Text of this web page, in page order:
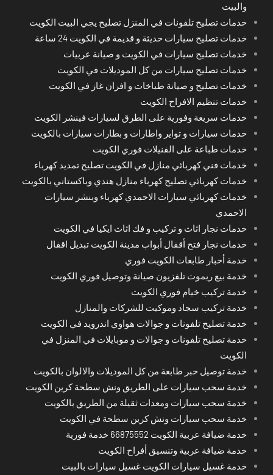
والبيت
خدمات تصليح تلفونات في المنزل تصليح يجي البيت الكويت
خدمات تصليح سيارات حديثة و قديمة في الكويت 24 ساعة
خدمات تصليح سيارات في الكويت و صيانة عربيات
خدمات تصليح سيارات من كل الموديلات في الكويت
خدمات تصليح و صيانة طباخات و افران غاز في الكويت
خدمات تنظيم الافراح الكويت
خدمات سريعة وفورية على الطرق لسيارات فينشر الكويت
خدمات سيارات و تواير واطارات و بطارات سيارات بالكويت
خدمات طباعة على الفنيلات فوري الكويت
خدمات فني كهربائي منازل في الكويت تصليح تمديد كهرباء
خدمات كهربائي تصليح كهرباء منازل هندي وباكستاني بالكويت
خدمات كهربائي سيارات الاحمدي كهرباء وبنشر سيارات
الاحمدي
خدمات نجار اثاث و تركيب و فك اثاث ايكيا في الكويت
خدمات نجار فتح أقفال أبواب مدينة الكويت تبديل اقفال
خدمة أحبار طابعات الكويت فوري
خدمة بيع ريموت تلفزيون صيانة وتوصيل فوري الكويت
خدمة تركيب خيام فوري الكويت
خدمة تركيب سجاد وموكيت للشركات والمنازل
خدمة تصليح تلفونات و جوالات هواوي اندرويد في الكويت
خدمة تصليح تلفونات و جوالات و موبايلات في المنزل في
الكويت
خدمة توصيل حبر طابعة من كل الموديلات والالوان بالكويت
خدمة سحب سيارات على الطريق ونش سطحة كرين الكويت
خدمة سحب سيارات ومعدات ثقيلة من الطريق بالكويت
خدمة سحب سيارات ونش كرين سطحة في الكويت
خدمة ضيافة عربية الكويت 66875552 خدمة فورية
خدمة ضيافة عربية وتنسيق أفراح الكويت
خدمة غسيل سيارات الكويت غسيل سيارات بالبيت